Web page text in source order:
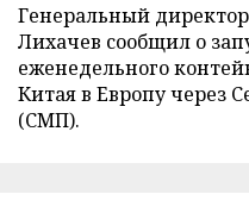
Генеральный
Лихачев сообщил о
еженедельного
Китая в Европу через
(СМП).